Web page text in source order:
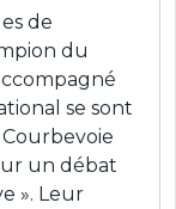
de
du
se sont
un débat
». Leur